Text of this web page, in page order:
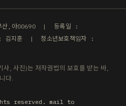
,아00690 | 등록일 :
지훈 | 청소년보호책임자 :
사, 사진)는 저작권법의 보호를 받는 바,
다.
reserved. mail to